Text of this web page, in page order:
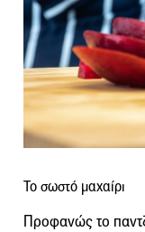
Το σωστό μαχαίρι
Προφανώς το